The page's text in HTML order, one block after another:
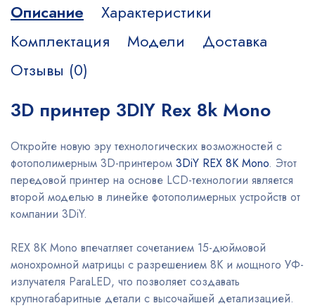
Описание
Характеристики
Комплектация
Модели
Доставка
Отзывы (0)
3D принтер 3DIY Rex 8k Mono
Откройте новую эру технологических возможностей с
фотополимерным 3D-принтером 3DiY REX 8K Mono. Этот
передовой принтер на основе LCD-технологии является
второй моделью в линейке фотополимерных устройств от
компании 3DiY.
REX 8K Mono впечатляет сочетанием 15-дюймовой
монохромной матрицы с разрешением 8K и мощного УФ-
излучателя ParaLED, что позволяет создавать
крупногабаритные детали с высочайшей детализацией.